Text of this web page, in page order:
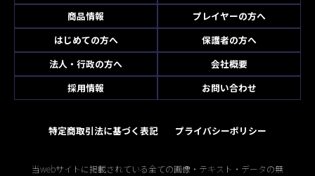
商品情報
プレイヤーの方へ
はじめての方へ
保護者の方へ
法人・行政の方へ
会社概要
採用情報
お問い合わせ
特定商取引法に基づく表記 プライバシーポリシー
当webサイトに掲載されている全ての画像・テキスト・データの無